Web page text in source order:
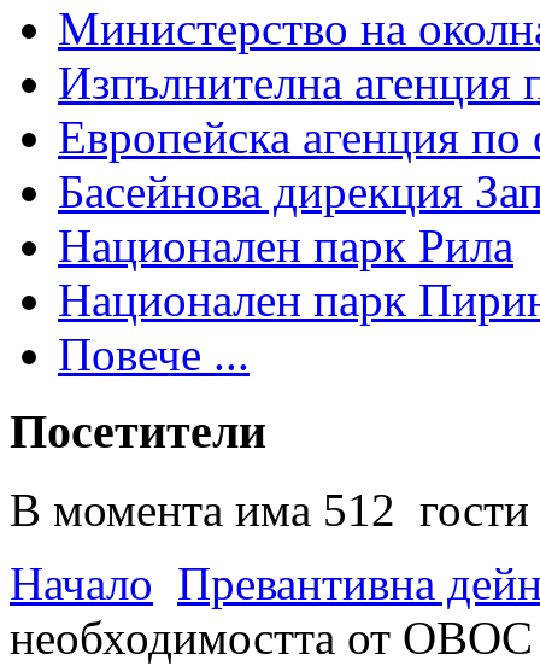
Министерство на
Изпълнителна агенция
Европейска агенция по
Басейнова дирекция
Национален парк Рила
Национален парк
Повече ...
Посетители
В момента има 512 гости
Начало Превантивна
необходимостта от ОВОС